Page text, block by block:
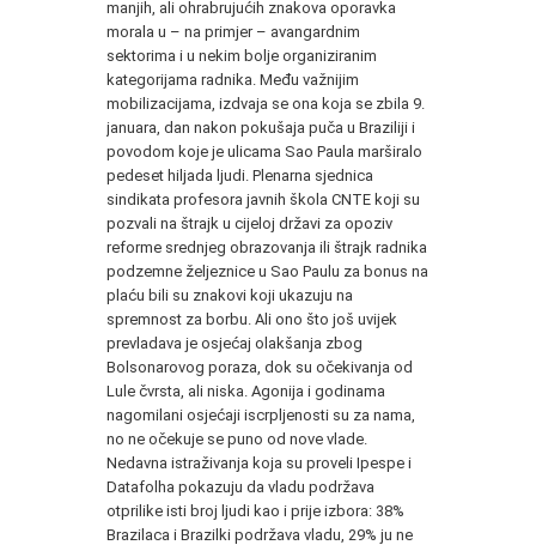
manjih, ali ohrabrujućih znakova oporavka
morala u – na primjer – avangardnim
sektorima i u nekim bolje organiziranim
kategorijama radnika. Među važnijim
mobilizacijama, izdvaja se ona koja se zbila 9.
januara, dan nakon pokušaja puča u Braziliji i
povodom koje je ulicama Sao Paula marširalo
pedeset hiljada ljudi. Plenarna sjednica
sindikata profesora javnih škola CNTE koji su
pozvali na štrajk u cijeloj državi za opoziv
reforme srednjeg obrazovanja ili štrajk radnika
podzemne željeznice u Sao Paulu za bonus na
plaću bili su znakovi koji ukazuju na
spremnost za borbu. Ali ono što još uvijek
prevladava je osjećaj olakšanja zbog
Bolsonarovog poraza, dok su očekivanja od
Lule čvrsta, ali niska. Agonija i godinama
nagomilani osjećaji iscrpljenosti su za nama,
no ne očekuje se puno od nove vlade.
Nedavna istraživanja koja su proveli Ipespe i
Datafolha pokazuju da vladu podržava
otprilike isti broj ljudi kao i prije izbora: 38%
Brazilaca i Brazilki podržava vladu, 29% ju ne